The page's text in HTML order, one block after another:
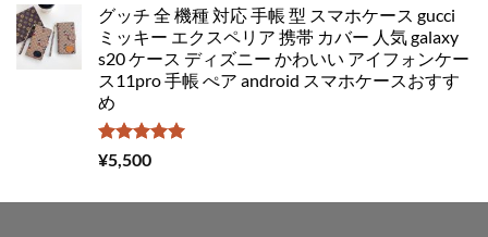
グッチ 全 機種 対応 手帳 型 スマホケース gucci
ミッキー エクスペリア 携帯 カバー 人気 galaxy
s20 ケース ディズニー かわいい アイフォンケー
ス11pro 手帳 ぺア android スマホケースおすす
め
5段階中
5.00
¥5,500